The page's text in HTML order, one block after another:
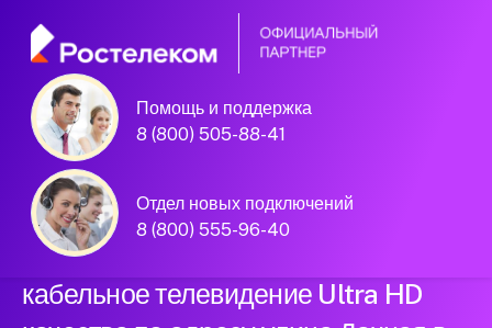
Помощь и поддержка
8 (800) 505-88-41
Отдел новых подключений
8 (800) 555-96-40
Официальный
партнер Ростелеком
Подключили новый интернет и
кабельное телевидение Ultra HD